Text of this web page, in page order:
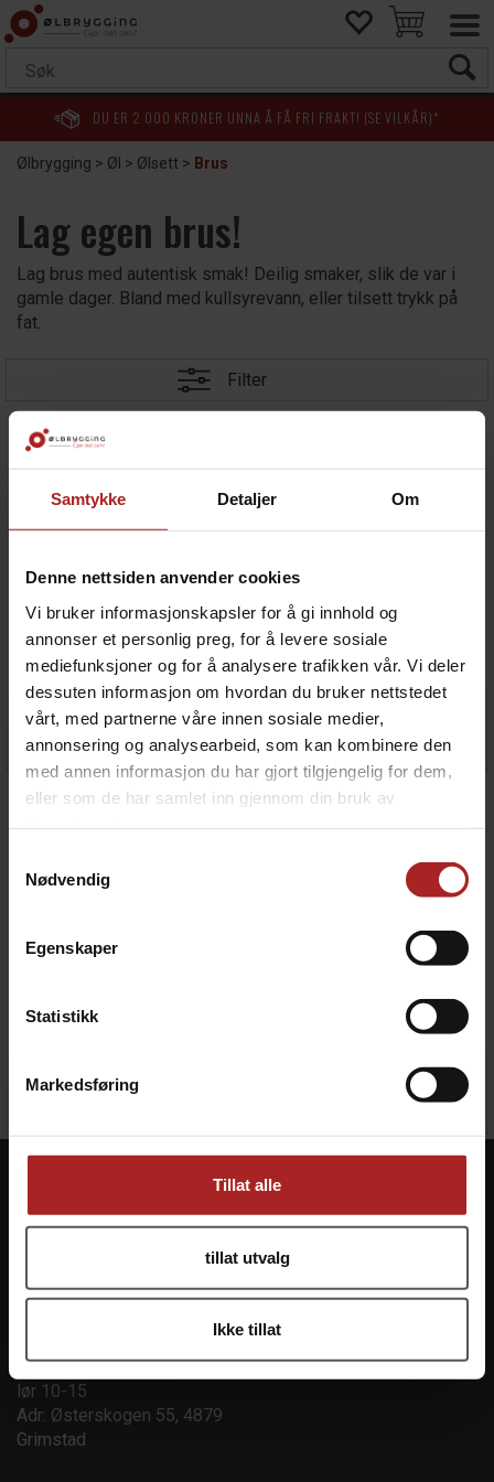
Samtykke Detaljer Om
Denne nettsiden anvender cookies
Vi bruker informasjonskapsler for å gi innhold og
annonser et personlig preg, for å levere sosiale
mediefunksjoner og for å analysere trafikken vår. Vi deler
dessuten informasjon om hvordan du bruker nettstedet
vårt, med partnerne våre innen sosiale medier,
annonsering og analysearbeid, som kan kombinere den
med annen informasjon du har gjort tilgjengelig for dem,
eller som de har samlet inn gjennom din bruk av
Nødvendig
Egenskaper
Statistikk
Markedsføring
Tillat alle
tillat utvalg
Ikke tillat
DU ER 2 000 KRONER UNNA Å FÅ FRI FRAKT! (SE VILKÅR)*
Ølbrygging>Øl >Ølsett> Brus
Lag egen brus!
Lag brus med autentisk smak! Deilig smaker, slik de var i
gamle dager. Bland med kullsyrevann, eller tilsett trykk på
fat.
Filter
Champagnebrus - Lag din egen
Gir 9 liter brus
129,-
Eple brus - Lag din egen
Gir 9 liter brus
129,-
129,-
Tel: +47 37 40 70 40
Åpningstid: tir - fre 12-17,
lør 10-15
Adr: Østerskogen 55, 4879
Grimstad
Kundesenter
Min side
Ordrehistorikk
Om oss
Gavekort